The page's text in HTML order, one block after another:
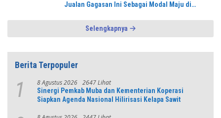
Jualan Gagasan Ini Sebagai Modal Maju di
Selengkapnya
Berita Terpopuler
1 8 Agustus 2026 2647 Lihat
Sinergi Pemkab Muba dan Kementerian Koperasi
Siapkan Agenda Nasional Hilirisasi Kelapa Sawit